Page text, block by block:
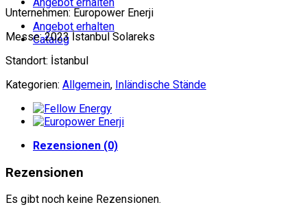
Angebot erhalten
Catalog
Unternehmen: Europower Enerji
Messe: 2023 İstanbul Solareks
Standort: İstanbul
Kategorien: Allgemein, Inländische Stände
Rezensionen (0)
Rezensionen
Es gibt noch keine Rezensionen.